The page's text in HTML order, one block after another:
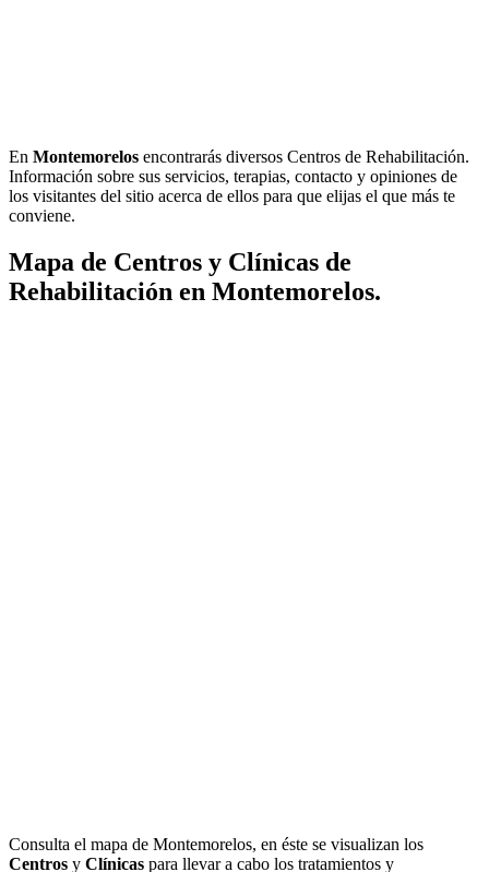
En Montemorelos encontrarás diversos Centros de Rehabilitación.
Información sobre sus servicios, terapias, contacto y opiniones de
los visitantes del sitio acerca de ellos para que elijas el que más te
conviene.
Mapa de Centros y Clínicas de
Rehabilitación en Montemorelos.
Consulta el mapa de Montemorelos, en éste se visualizan los
Centros y Clínicas para llevar a cabo los tratamientos y